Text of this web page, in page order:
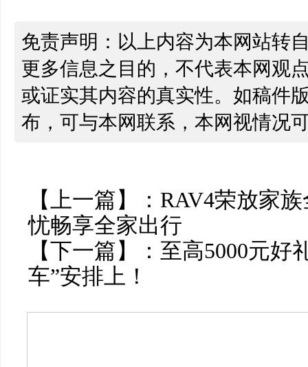
免责声明：以上内容为本网站转
更多信息之目的，不代表本网观
或证实其内容的真实性。如稿件
布，可与本网联系，本网视情况
【上一篇】： RAV4荣放家
忧畅享全家出行
【下一篇】： 至高5000元好
车”安排上！